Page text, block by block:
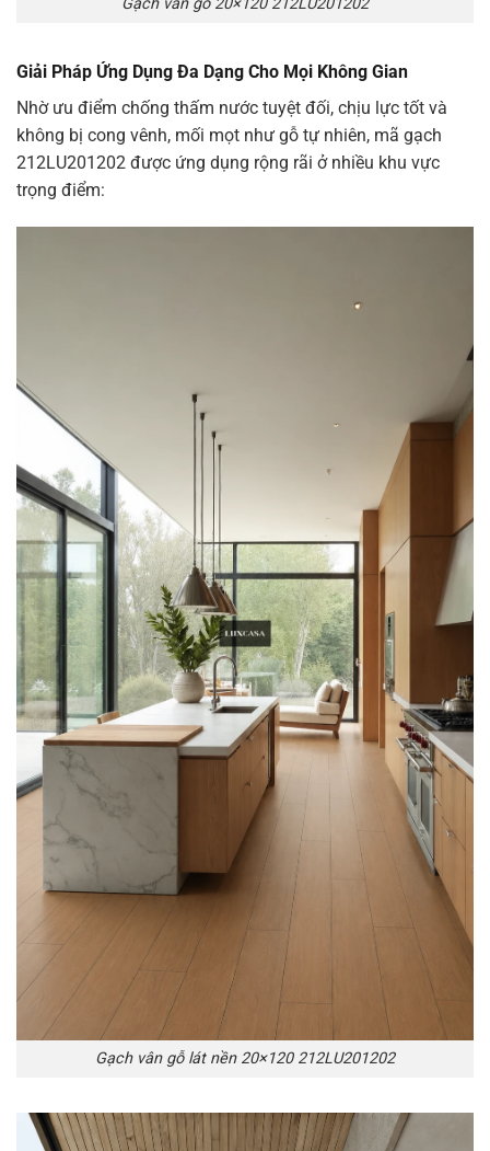
Gạch vân gỗ 20×120 212LU201202
Giải Pháp Ứng Dụng Đa Dạng Cho Mọi Không Gian
Nhờ ưu điểm chống thấm nước tuyệt đối, chịu lực tốt và
không bị cong vênh, mối mọt như gỗ tự nhiên, mã gạch
212LU201202 được ứng dụng rộng rãi ở nhiều khu vực
trọng điểm:
Gạch vân gỗ lát nền 20×120 212LU201202